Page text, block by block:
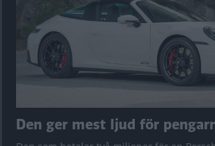
Den ger mest ljud för